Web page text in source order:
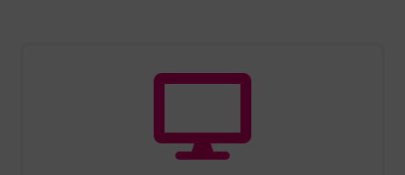
